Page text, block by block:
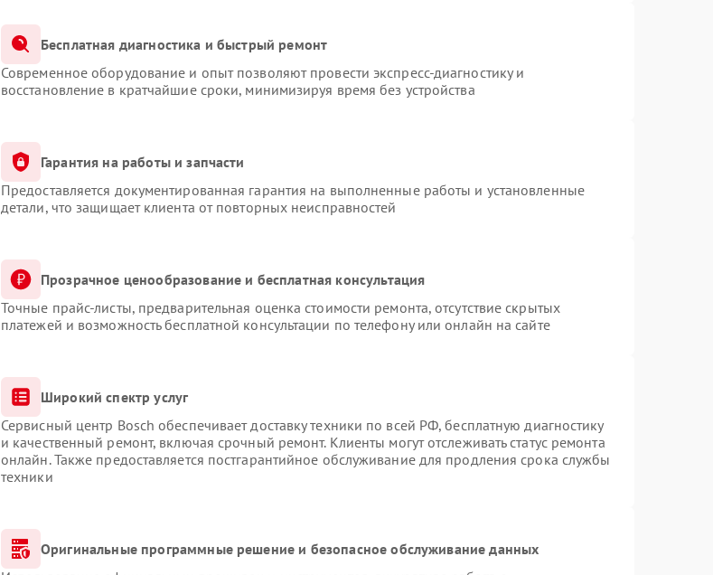
Бесплатная диагностика и быстрый ремонт
Современное оборудование и опыт позволяют провести экспресс-диагностику и
восстановление в кратчайшие сроки, минимизируя время без устройства
Гарантия на работы и запчасти
Предоставляется документированная гарантия на выполненные работы и установленные
детали, что защищает клиента от повторных неисправностей
Прозрачное ценообразование и бесплатная консультация
Точные прайс-листы, предварительная оценка стоимости ремонта, отсутствие скрытых
платежей и возможность бесплатной консультации по телефону или онлайн на сайте
Широкий спектр услуг
Сервисный центр Bosch обеспечивает доставку техники по всей РФ, бесплатную диагностику
и качественный ремонт, включая срочный ремонт. Клиенты могут отслеживать статус ремонта
онлайн. Также предоставляется постгарантийное обслуживание для продления срока службы
техники
Оригинальные программные решение и безопасное обслуживание данных